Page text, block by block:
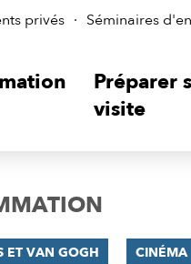
privés Séminaires
Préparer
visite
ET VAN GOGH CINÉMA